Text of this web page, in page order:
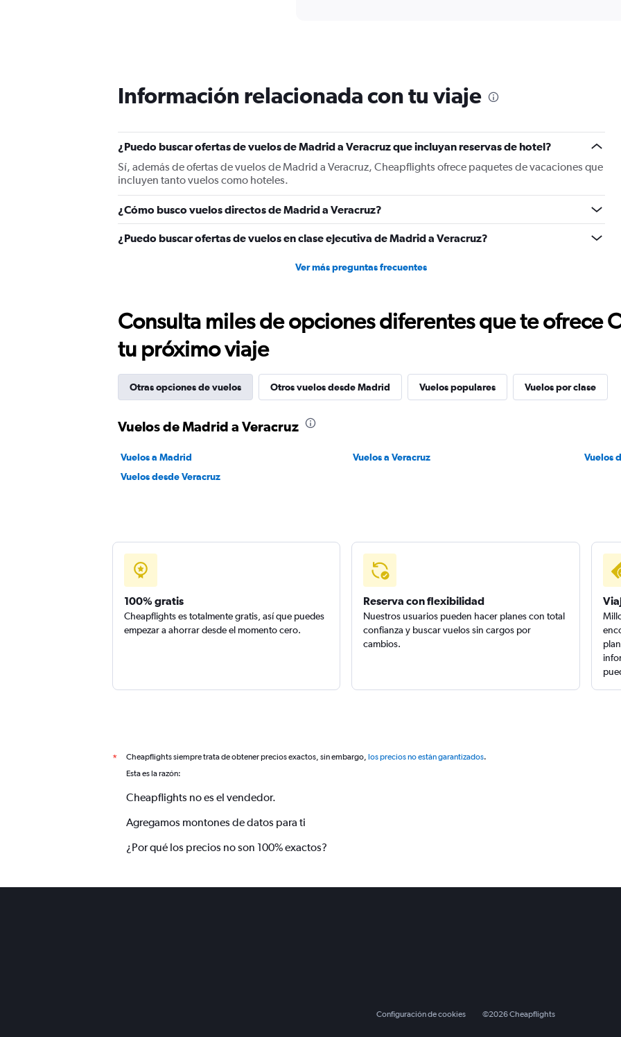
chart
has
Y
axis
displaying
values.
0
to
1800.
Información relacionada con tu viaje
¿Puedo buscar ofertas de vuelos de Madrid a Veracruz que incluyan reservas de hotel?
Sí, además de ofertas de vuelos de Madrid a Veracruz, Cheapflights ofrece paquetes de vacaciones que
incluyen tanto vuelos como hoteles.
¿Cómo busco vuelos directos de Madrid a Veracruz?
¿Puedo buscar ofertas de vuelos en clase ejecutiva de Madrid a Veracruz?
Ver más preguntas frecuentes
Consulta miles de opciones diferentes que te ofrece
tu próximo viaje
Otras opciones de vuelos Otros vuelos desde Madrid Vuelos populares Vuelos por clase
Vuelos de Madrid a Veracruz
Vuelos a Madrid Vuelos a Veracruz
Vuelos
Vuelos desde Veracruz
100% gratis
Cheapflights es totalmente gratis, así que puedes
empezar a ahorrar desde el momento cero.
Reserva con flexibilidad
Nuestros usuarios pueden hacer planes con total
confianza y buscar vuelos sin cargos por
cambios.
* Cheapflights siempre trata de obtener precios exactos, sin embargo, los precios no están garantizados.
Esta es la razón:
Cheapflights no es el vendedor.
Agregamos montones de datos para ti
¿Por qué los precios no son 100% exactos?
Configuración de cookies ©2026Cheapflights